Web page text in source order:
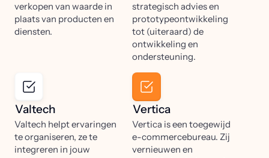
verkopen van waarde in
plaats van producten en
diensten.
strategisch advies en
prototypeontwikkeling
tot (uiteraard) de
ontwikkeling en
ondersteuning.
Valtech
Valtech helpt ervaringen
te organiseren, ze te
integreren in jouw
Vertica
Vertica is een toegewijd
e-commercebureau. Zij
vernieuwen en